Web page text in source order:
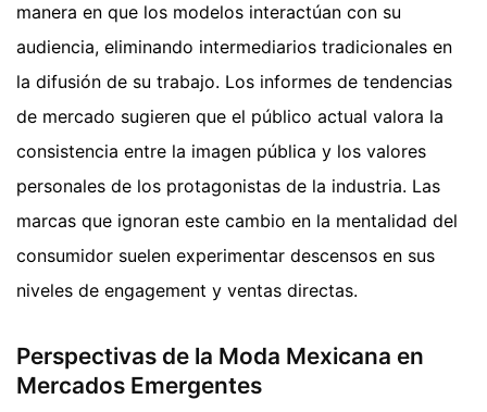
manera en que los modelos interactúan con su
audiencia, eliminando intermediarios tradicionales en
la difusión de su trabajo. Los informes de tendencias
de mercado sugieren que el público actual valora la
consistencia entre la imagen pública y los valores
personales de los protagonistas de la industria. Las
marcas que ignoran este cambio en la mentalidad del
consumidor suelen experimentar descensos en sus
niveles de engagement y ventas directas.
Perspectivas de la Moda Mexicana en
Mercados Emergentes